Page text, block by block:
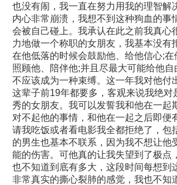
也没有闹，我一直在努力用我的理智解
内心非常崩溃，我想不到这种狗血的事
会被自己碰上。我承认在此之前我真心
力地做一个称职的女朋友，我基本没有
在他低落的时候会鼓励他、给他信心;
照顾他、陪伴他;并且尽最大可能给他
不应该成为一种束缚。这一年我对他付
这辈子前19年都要多，客观来说我绝对
秀的女朋友。我可以发誓我和他在一起
对不起他的事情，和他在一起之后即便
请我吃饭或者看电影我全都拒绝了，包
的男生也基本不联系，因为我不想让他
能的伤害。可他真的让我失望到了极点
也不知道到底有多大，这段时间每想到
非常真实的撕心裂肺的感觉，我也不知